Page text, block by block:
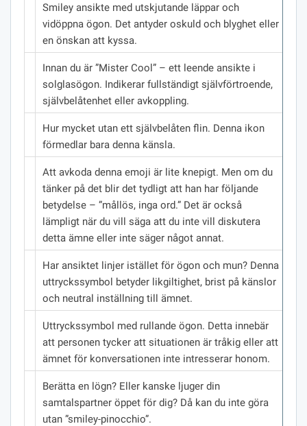
Smiley ansikte med utskjutande läppar och
vidöppna ögon. Det antyder oskuld och blyghet eller
en önskan att kyssa.
Innan du är ”Mister Cool” – ett leende ansikte i
solglasögon. Indikerar fullständigt självförtroende,
självbelåtenhet eller avkoppling.
Hur mycket utan ett självbelåten flin. Denna ikon
förmedlar bara denna känsla.
Att avkoda denna emoji är lite knepigt. Men om du
tänker på det blir det tydligt att han har följande
betydelse – ”mållös, inga ord.” Det är också
lämpligt när du vill säga att du inte vill diskutera
detta ämne eller inte säger något annat.
Har ansiktet linjer istället för ögon och mun? Denna
uttryckssymbol betyder likgiltighet, brist på känslor
och neutral inställning till ämnet.
Uttryckssymbol med rullande ögon. Detta innebär
att personen tycker att situationen är tråkig eller att
ämnet för konversationen inte intresserar honom.
Berätta en lögn? Eller kanske ljuger din
samtalspartner öppet för dig? Då kan du inte göra
utan ”smiley-pinocchio”.